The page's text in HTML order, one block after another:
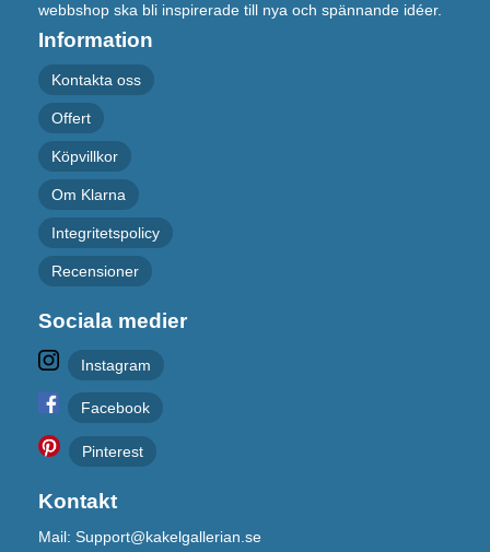
webbshop ska bli inspirerade till nya och spännande idéer.
Information
Kontakta oss
Offert
Köpvillkor
Om Klarna
Integritetspolicy
Recensioner
Sociala medier
Instagram
Facebook
Pinterest
Kontakt
Mail: Support@kakelgallerian.se